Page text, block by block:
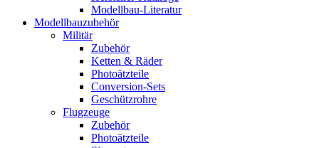
Modellbau-Literatur
Modellbauzubehör
Militär
Zubehör
Ketten & Räder
Photoätzteile
Conversion-Sets
Geschützrohre
Flugzeuge
Zubehör
Photoätzteile